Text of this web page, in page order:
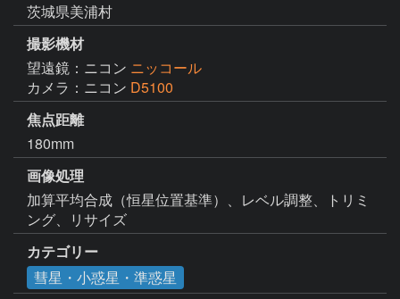
茨城県美浦村
撮影機材
望遠鏡：ニコン ニッコール
カメラ：ニコン D5100
焦点距離
180mm
画像処理
加算平均合成（恒星位置基準）、レベル調整、トリミ
ング、リサイズ
カテゴリー
彗星・小惑星・準惑星